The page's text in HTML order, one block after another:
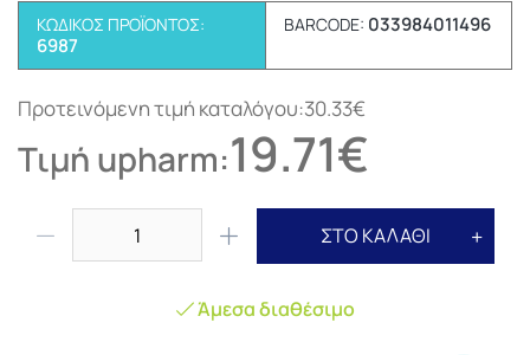
ΚΩΔΙΚΌΣ ΠΡΟΪΌΝΤΟΣ:
6987
BARCODE: 033984011496
Προτεινόμενη τιμή καταλόγου:30.33€
Τιμή upharm:19.71€
ΣΤΟ ΚΑΛΑΘΙ
Άμεσα διαθέσιμο